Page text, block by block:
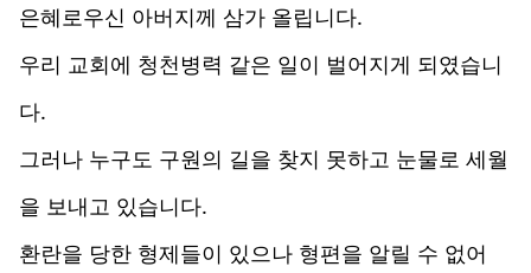
은혜로우신 아버지께 삼가 올립니다.
우리 교회에 청천병력 같은 일이 벌어지게 되였습니
다.
그러나 누구도 구원의 길을 찾지 못하고 눈물로 세월
을 보내고 있습니다.
환란을 당한 형제들이 있으나 형편을 알릴 수 없어